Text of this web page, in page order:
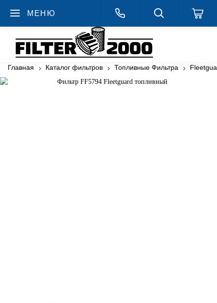
МЕНЮ
Главная Каталог фильтров Топливные Фильтра